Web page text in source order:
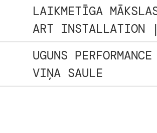
LAIKMETĪGA
ART INSTALLATION
UGUNS
VIŅA SAULE